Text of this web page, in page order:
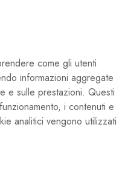
come gli utenti
informazioni aggregate
e sulle prestazioni. Questi
i contenuti e
analitici vengono utilizzati